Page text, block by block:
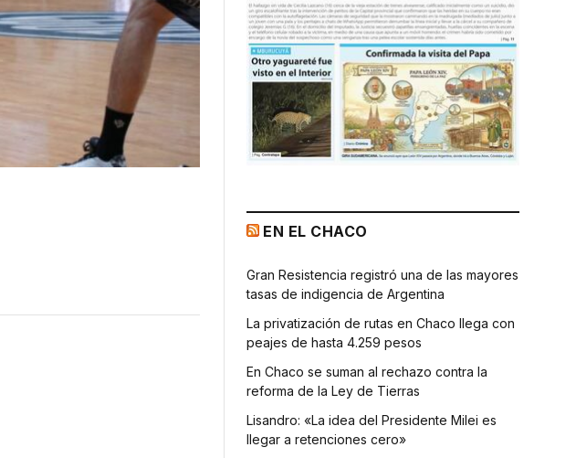
EN EL CHACO
Gran Resistencia registró una de las mayores
tasas de indigencia de Argentina
La privatización de rutas en Chaco llega con
peajes de hasta 4.259 pesos
En Chaco se suman al rechazo contra la
reforma de la Ley de Tierras
Lisandro: «La idea del Presidente Milei es
llegar a retenciones cero»